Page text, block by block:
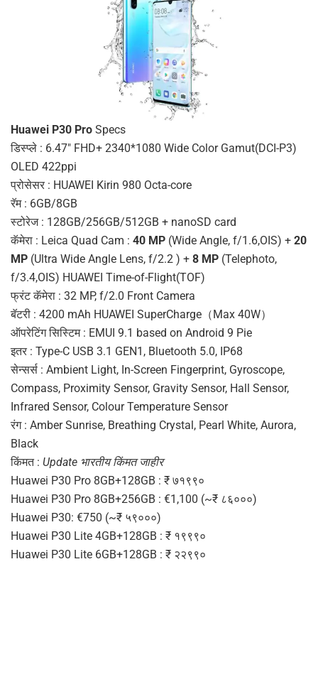
Huawei P30 Pro Specs
डिस्प्ले : 6.47″ FHD+ 2340*1080 Wide Color Gamut(DCI-P3)
OLED 422ppi
प्रोसेसर : HUAWEI Kirin 980 Octa-core
रॅम : 6GB/8GB
स्टोरेज : 128GB/256GB/512GB + nanoSD card
कॅमेरा : Leica Quad Cam : 40 MP (Wide Angle, f/1.6,OIS) + 20
MP (Ultra Wide Angle Lens, f/2.2 ) + 8 MP (Telephoto,
f/3.4,OIS) HUAWEI Time-of-Flight(TOF)
फ्रंट कॅमेरा : 32 MP, f/2.0 Front Camera
बॅटरी : 4200 mAh HUAWEI SuperCharge（Max 40W）
ऑपरेटिंग सिस्टिम : EMUI 9.1 based on Android 9 Pie
इतर : Type-C USB 3.1 GEN1, Bluetooth 5.0, IP68
सेन्सर्स : Ambient Light, In-Screen Fingerprint, Gyroscope,
Compass, Proximity Sensor, Gravity Sensor, Hall Sensor,
Infrared Sensor, Colour Temperature Sensor
रंग : Amber Sunrise, Breathing Crystal, Pearl White, Aurora,
Black
किंमत : Update भारतीय किंमत जाहीर
Huawei P30 Pro 8GB+128GB : ₹ ७१९९०
Huawei P30 Pro 8GB+256GB : €1,100 (~₹ ८६०००)
Huawei P30: €750 (~₹ ५९०००)
Huawei P30 Lite 4GB+128GB : ₹ १९९९०
Huawei P30 Lite 6GB+128GB : ₹ २२९९०